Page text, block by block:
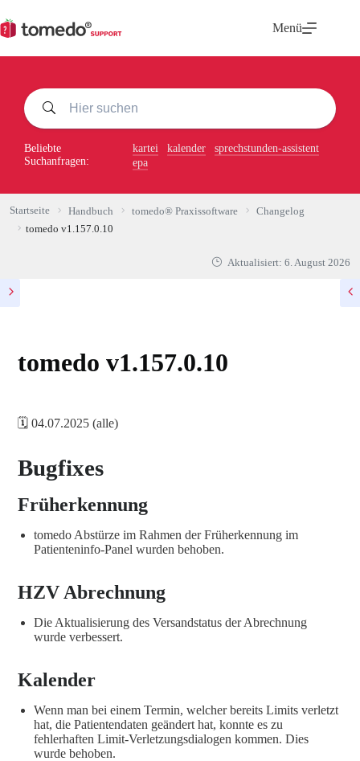
Inhalt
springen
Menü
Beliebte
Suchanfragen:
kartei kalender
sprechstunden-assistent
epa
Startseite Handbuch tomedo® Praxissoftware
Changelog
tomedo v1.157.0.10
Aktualisiert: 6. August 2026
tomedo v1.157.0.10
🗓️ 04.07.2025 (alle)
Bugfixes
Früherkennung
tomedo Abstürze im Rahmen der Früherkennung im
Patienteninfo-Panel wurden behoben.
HZV Abrechnung
Die Aktualisierung des Versandstatus der Abrechnung
wurde verbessert.
Kalender
Wenn man bei einem Termin, welcher bereits Limits verletzt
hat, die Patientendaten geändert hat, konnte es zu
fehlerhaften Limit-Verletzungsdialogen kommen. Dies
wurde behoben.